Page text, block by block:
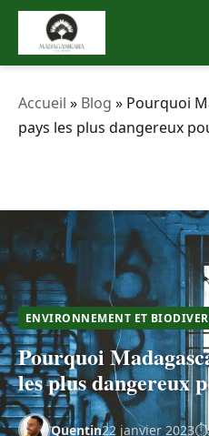
Accueil » Blog » Pourquoi
pays les plus dangereux
ENVIRONNEMENT ET
Pourquoi
les plus dangereux
Quentin22 janvier 2023